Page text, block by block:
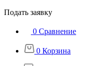
Подать заявку
0 Сравнение
0 Корзина